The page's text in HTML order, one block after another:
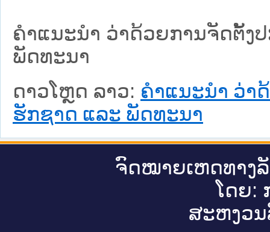
ຄຳແນະນຳ ວ່າດ້ວຍການຈັດຕັ້ງ
ພັດທະນາ
ດາວໂຫຼດ ລາວ: ຄຳແນະນຳ ວ່າ
ຮັກຊາດ ແລະ ພັດທະນາ
ຈົດ​ໝາຍ​ເຫດ​ທາງ​
ໂດຍ:
ສະ​ຫງວນ​